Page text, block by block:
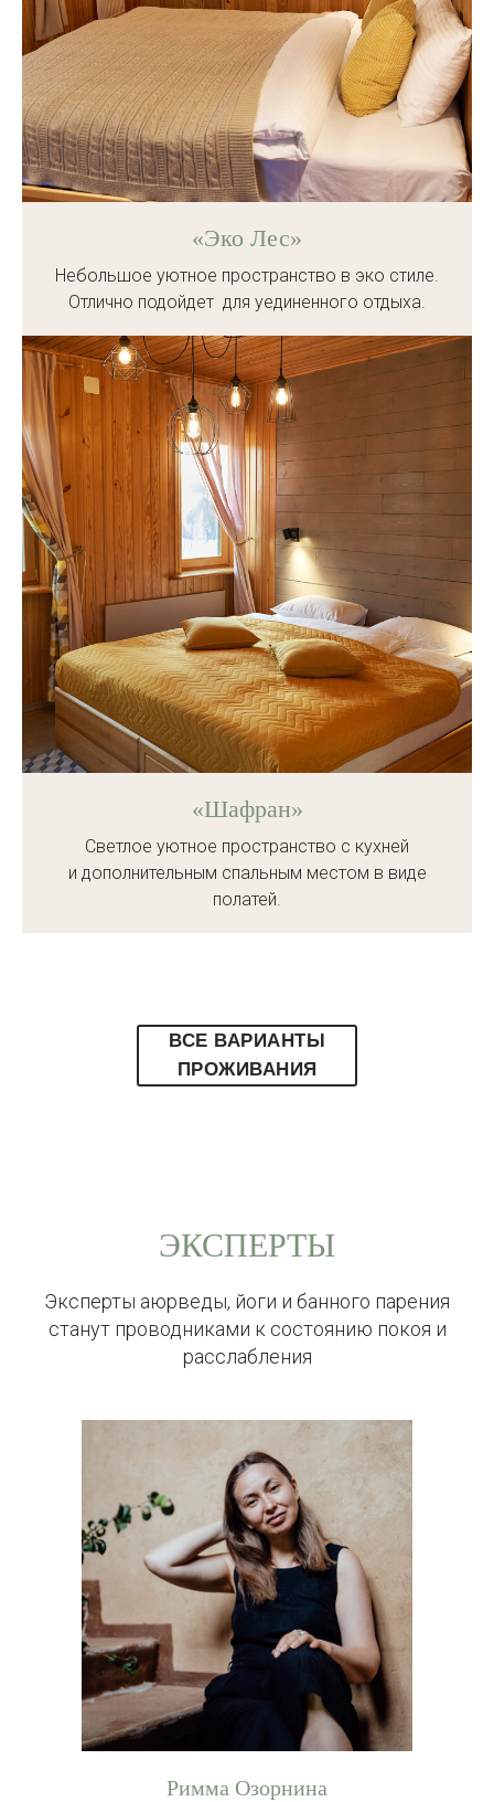
«Эко Лес»
Небольшое уютное пространство в эко стиле.
Отлично подойдет для уединенного отдыха.
«Шафран»
Светлое уютное пространство с кухней
и дополнительным спальным местом в виде
полатей.
ВСЕ ВАРИАНТЫ
ПРОЖИВАНИЯ
ЭКСПЕРТЫ
Эксперты аюрведы, йоги и банного парения
станут проводниками к состоянию покоя и
расслабления
Римма Озорнина